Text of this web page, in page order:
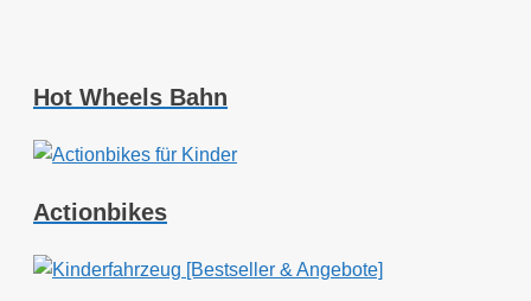
Hot Wheels Bahn
Actionbikes